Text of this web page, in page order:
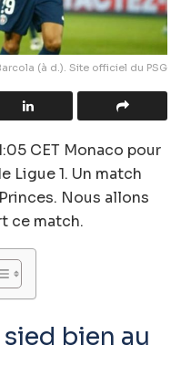
(à d.). Site officiel du PSG
CET Monaco pour
Ligue 1. Un match
Nous allons
ce match.
bien au